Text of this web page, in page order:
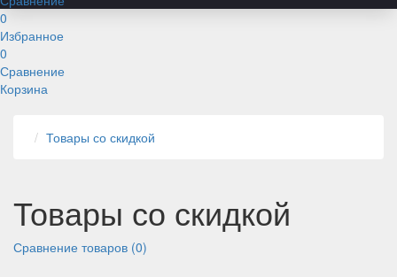
0
Избранное
0
Сравнение
Корзина
Товары со скидкой
Товары со скидкой
Сравнение товаров (0)